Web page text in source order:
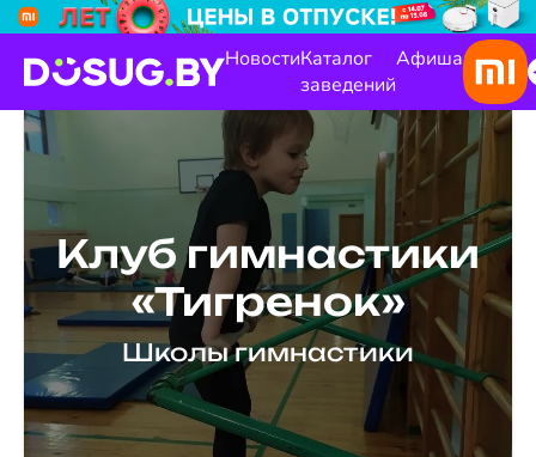
НовостиКаталог
заведений
Афиша
Клуб гимнастики
«Тигренок»
Школы гимнастики